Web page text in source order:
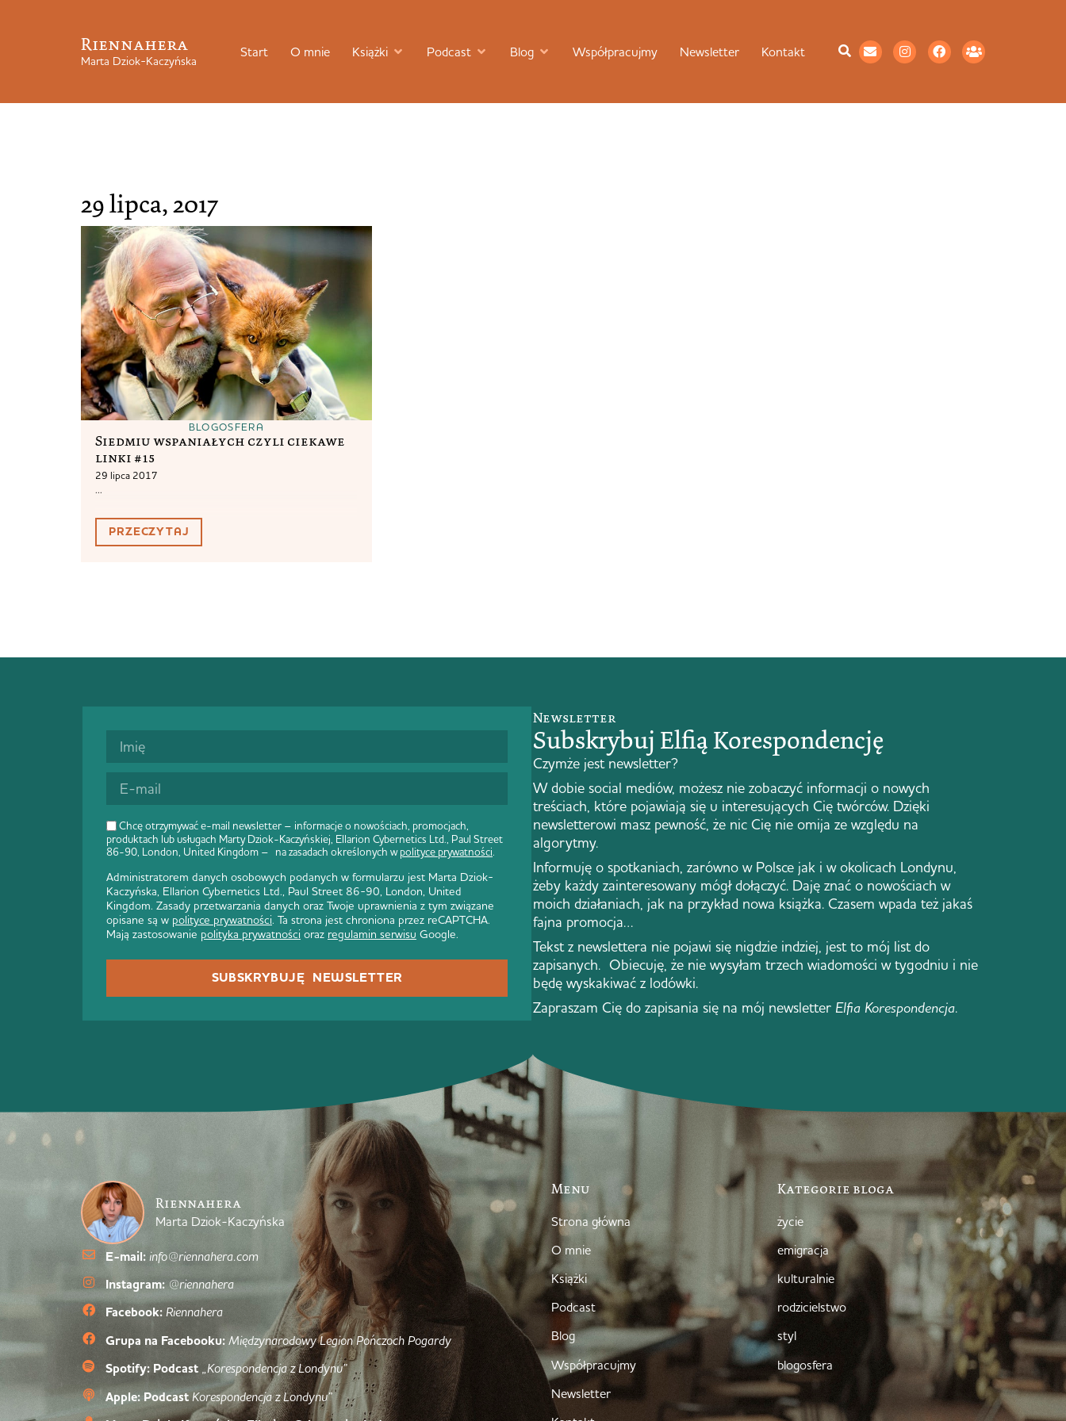
Riennahera
Marta Dziok-Kaczyńska
Start O mnie Książki Podcast Blog Współpracujmy Newsletter Kontakt
29 lipca, 2017
BLOGOSFERA
Siedmiu wspaniałych czyli ciekawe
linki #15
29 lipca 2017
...
PRZECZYTAJ
Chcę otrzymywać e-mail newsletter – informacje o nowościach, promocjach,
produktach lub usługach Marty Dziok-Kaczyńskiej, Ellarion Cybernetics Ltd., Paul Street
86-90, London, United Kingdom – na zasadach określonych wpolityce prywatności.
Administratorem danych osobowych podanych w formularzu jest Marta Dziok-
Kaczyńska, Ellarion Cybernetics Ltd., Paul Street 86-90, London, United
Kingdom. Zasady przetwarzania danych oraz Twoje uprawnienia z tym związane
opisane są w polityce prywatności. Ta strona jest chroniona przez reCAPTCHA.
Mają zastosowanie polityka prywatności oraz regulamin serwisu Google.
SUBSKRYBUJĘ NEWSLETTER
Newsletter
Subskrybuj Elfią Korespondencję
Czymże jest newsletter?
W dobie social mediów, możesz nie zobaczyć informacji o nowych
treściach, które pojawiają się u interesujących Cię twórców. Dzięki
newsletterowi masz pewność, że nic Cię nie omija ze względu na
algorytmy.
Informuję o spotkaniach, zarówno w Polsce jak i w okolicach Londynu,
żeby każdy zainteresowany mógł dołączyć. Daję znać o nowościach w
moich działaniach, jak na przykład nowa książka. Czasem wpada też jakaś
fajna promocja…
Tekst z newslettera nie pojawi się nigdzie indziej, jest to mój list do
zapisanych. Obiecuję, że nie wysyłam trzech wiadomości w tygodniu i nie
będę wyskakiwać z lodówki.
Zapraszam Cię do zapisania się na mój newsletter Elfia Korespondencja.
Riennahera
Marta Dziok-Kaczyńska
E-mail: info@riennahera.com
Instagram: @riennahera
Facebook: Riennahera
Grupa na Facebooku: Międzynarodowy Legion Pończoch Pogardy
Spotify: Podcast „Korespondencja z Londynu”
Apple: Podcast Korespondencja z Londynu”
Menu
Strona główna
O mnie
Książki
Podcast
Blog
Współpracujmy
Newsletter
Kategorie bloga
życie
emigracja
kulturalnie
rodzicielstwo
styl
blogosfera